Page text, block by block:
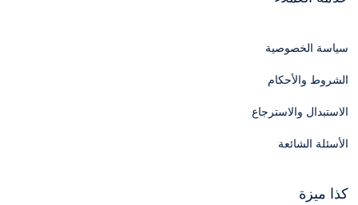
سياسة الخصوصية
الشروط والأحكام
الاستبدال والاسترجاع
الأسئلة الشائعة
كذا ميزة